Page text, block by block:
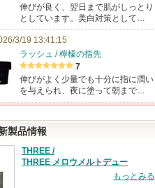
伸びが良く、翌日まで肌がしっとり
としています。美白対策として…
3/19 13:41:15
ラッシュ / 檸檬の指先
7
伸びがよく少量でも十分に指に潤い
を与えられ、夜に塗って朝まで…
製品情報
THREE /
THREE メロウメルトデュー
もっとみる